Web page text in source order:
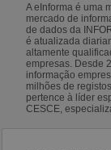
A eInforma é uma
mercado de
de dados da
é atualizada
altamente
empresas. Desde
informação
milhões de
pertence à líder
CESCE,